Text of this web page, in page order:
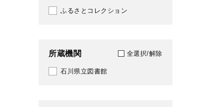
ふるさとコレクション
所蔵機関 全選択/解除
石川県立図書館